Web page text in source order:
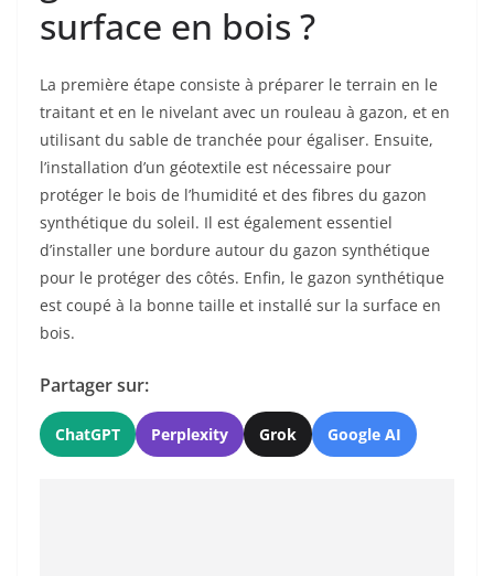
surface en bois ?
La première étape consiste à préparer le terrain en le
traitant et en le nivelant avec un rouleau à gazon, et en
utilisant du sable de tranchée pour égaliser. Ensuite,
l’installation d’un géotextile est nécessaire pour
protéger le bois de l’humidité et des fibres du gazon
synthétique du soleil. Il est également essentiel
d’installer une bordure autour du gazon synthétique
pour le protéger des côtés. Enfin, le gazon synthétique
est coupé à la bonne taille et installé sur la surface en
bois.
Partager sur:
ChatGPT Perplexity Grok Google AI